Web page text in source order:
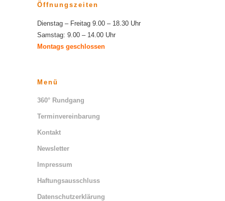
Öffnungszeiten
Dienstag – Freitag 9.00 – 18.30 Uhr
Samstag: 9.00 – 14.00 Uhr
Montags geschlossen
Menü
360° Rundgang
Terminvereinbarung
Kontakt
Newsletter
Impressum
Haftungsausschluss
Datenschutzerklärung